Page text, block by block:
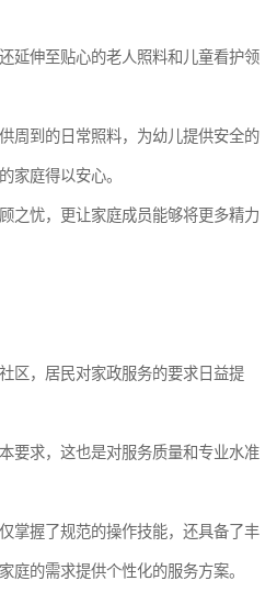
延伸至贴心的老人照料和儿童看护领
周到的日常照料，为幼儿提供安全的
家庭得以安心。
之忧，更让家庭成员能够将更多精力
区，居民对家政服务的要求日益提
要求，这也是对服务质量和专业水准
掌握了规范的操作技能，还具备了丰
庭的需求提供个性化的服务方案。